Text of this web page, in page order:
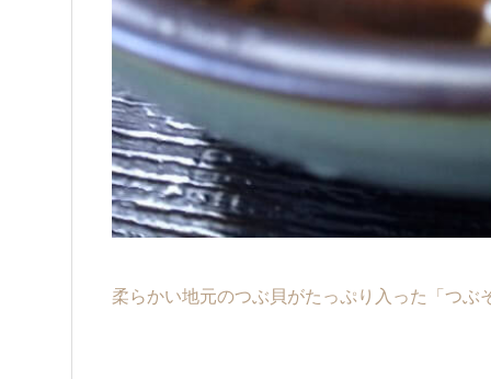
柔らかい地元のつぶ貝がたっぷり入った「つ